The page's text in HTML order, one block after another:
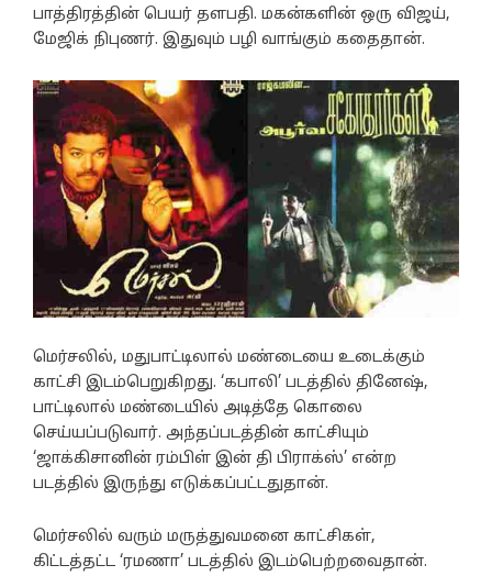
பாத்திரத்தின் பெயர் தளபதி. மகன்களின் ஒரு விஜய்,
மேஜிக் நிபுணர். இதுவும் பழி வாங்கும் கதைதான்.
மெர்சலில், மதுபாட்டிலால் மண்டையை உடைக்கும்
காட்சி இடம்பெறுகிறது. ‘கபாலி’ படத்தில் தினேஷ்,
பாட்டிலால் மண்டையில் அடித்தே கொலை
செய்யப்படுவார். அந்தப்படத்தின் காட்சியும்
‘ஜாக்கிசானின் ரம்பிள் இன் தி பிராக்ஸ்’ என்ற
படத்தில் இருந்து எடுக்கப்பட்டதுதான்.
மெர்சலில் வரும் மருத்துவமனை காட்சிகள்,
கிட்டத்தட்ட ‘ரமணா’ படத்தில் இடம்பெற்றவைதான்.